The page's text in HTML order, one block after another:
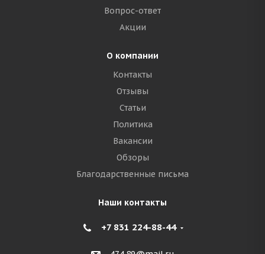
Вопрос-ответ
Акции
О компании
Контакты
Отзывы
Статьи
Политика
Вакансии
Обзоры
Благодарственные письма
Наши контакты
+7 831 224-88-44